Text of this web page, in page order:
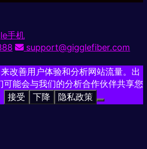
手机
support@gigglefiber.com
改善用户体验和分析网站流量。出
可能会与我们的分析合作伙伴共享您
接受 下降 隐私政策